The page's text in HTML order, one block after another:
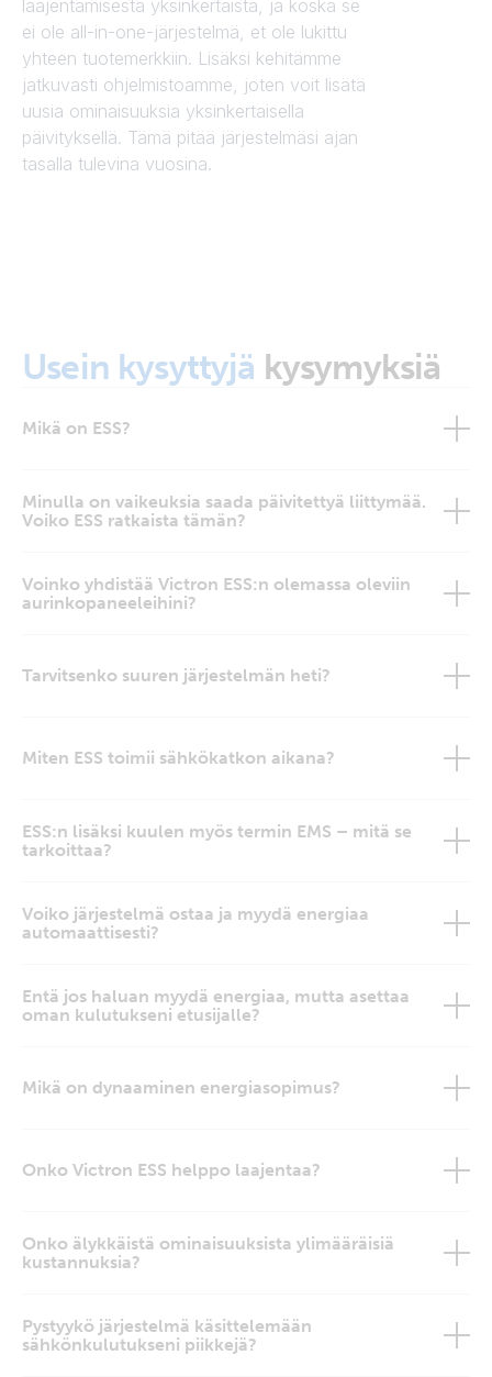
laajentamisesta yksinkertaista, ja koska se
ei ole all-in-one-järjestelmä, et ole lukittu
yhteen tuotemerkkiin. Lisäksi kehitämme
jatkuvasti ohjelmistoamme, joten voit lisätä
uusia ominaisuuksia yksinkertaisella
päivityksellä. Tämä pitää järjestelmäsi ajan
tasalla tulevina vuosina.
Usein kysyttyjä kysymyksiä
Mikä on ESS?
Minulla on vaikeuksia saada päivitettyä liittymää.
Voiko ESS ratkaista tämän?
Voinko yhdistää Victron ESS:n olemassa oleviin
aurinkopaneeleihini?
Tarvitsenko suuren järjestelmän heti?
Miten ESS toimii sähkökatkon aikana?
ESS:n lisäksi kuulen myös termin EMS – mitä se
tarkoittaa?
Voiko järjestelmä ostaa ja myydä energiaa
automaattisesti?
Entä jos haluan myydä energiaa, mutta asettaa
oman kulutukseni etusijalle?
Mikä on dynaaminen energiasopimus?
Onko Victron ESS helppo laajentaa?
Onko älykkäistä ominaisuuksista ylimääräisiä
kustannuksia?
Pystyykö järjestelmä käsittelemään
sähkönkulutukseni piikkejä?